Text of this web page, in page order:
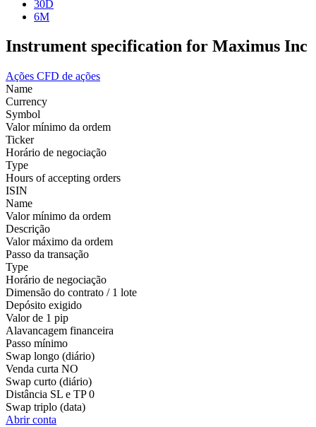
30D
6M
Instrument specification for Maximus Inc
Ações CFD de ações
Name
Currency
Symbol
Valor mínimo da ordem
Ticker
Horário de negociação
Type
Hours of accepting orders
ISIN
Name
Valor mínimo da ordem
Descrição
Valor máximo da ordem
Passo da transação
Type
Horário de negociação
Dimensão do contrato / 1 lote
Depósito exigido
Valor de 1 pip
Alavancagem financeira
Passo mínimo
Swap longo (diário)
Venda curta NO
Swap curto (diário)
Distância SL e TP 0
Swap triplo (data)
Abrir conta